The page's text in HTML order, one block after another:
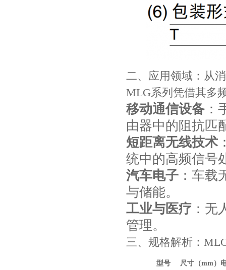
二、应用领域：从
MLG系列凭借其多
移动通信设备 ：
由器中的阻抗匹
短距离无线技术
统中的高频信号
汽车电子 ：车
与储能。
工业与医疗 ：
管理。
三、规格解析：
型号 尺寸（mm）